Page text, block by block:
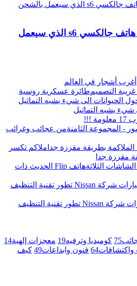
تسريبات جديدة حول هاتف جالكسي s6 الذي سيعمل
أغرب أشجار في العالم
طائرة عسكرية روسية
شيء يشبه التماثيل
!!!
من عجائب وغرائب
ملاكم تكسر
مقززة جدا
هاتف Flip الحديث ذات
لأول مرة في عالم السيارات شركة Nissan تطور تقنية التنظيف
75 كوميديا وترفيه19 معجزات إلهية14
64 فنون وابداعات49 كيف